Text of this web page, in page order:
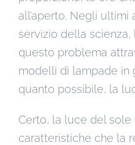
all’aperto. Negli ultimi
servizio della
questo problema
modelli di lampade in
quanto possibile, la
Certo, la luce del
caratteristiche che la